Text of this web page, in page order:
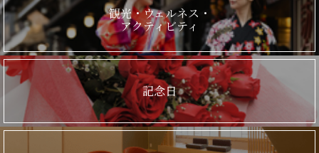
観光・ウェルネス・
アクティビティ
記念日